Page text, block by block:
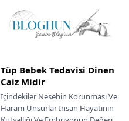
Tüp Bebek Tedavisi Dinen
Caiz Midir
İçindekiler Nesebin Korunması Ve
Haram Unsurlar İnsan Hayatının